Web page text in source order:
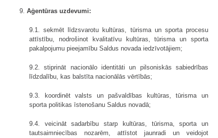
9. Aģentūras uzdevumi:
9.1. sekmēt līdzsvarotu kultūras, tūrisma un sporta procesu
attīstību, nodrošinot kvalitatīvu kultūras, tūrisma un sporta
pakalpojumu pieejamību Saldus novada iedzīvotājiem;
9.2. stiprināt nacionālo identitāti un pilsoniskās sabiedrības
līdzdalību, kas balstīta nacionālās vērtībās;
9.3. koordinēt valsts un pašvaldības kultūras, tūrisma un
sporta politikas īstenošanu Saldus novadā;
9.4. veicināt sadarbību starp kultūras, tūrisma, sporta un
tautsaimniecības nozarēm, attīstot jaunradi un veidojot